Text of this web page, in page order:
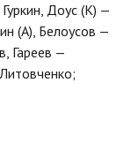
Доус (К) —
(А), Белоусов —
Гареев —